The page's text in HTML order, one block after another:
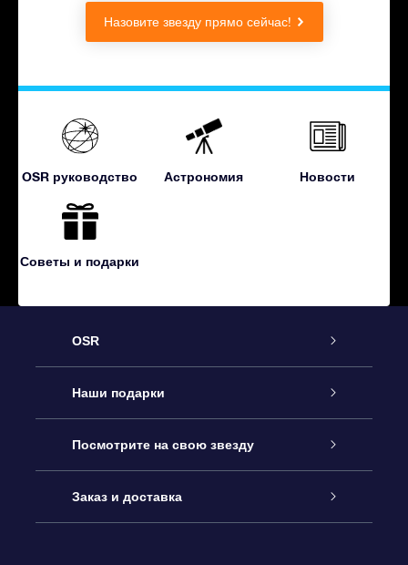
Назовите звезду прямо сейчас!
OSR руководство Астрономия Новости
Советы и подарки
OSR
Обслуживание
Как с нами связаться
Блог
Наши подарки
Онлайн подарок Online Star Gift
Подарочный набор OSR
Посмотрите на свою звезду
Звездный реестр
Заказ и доставка